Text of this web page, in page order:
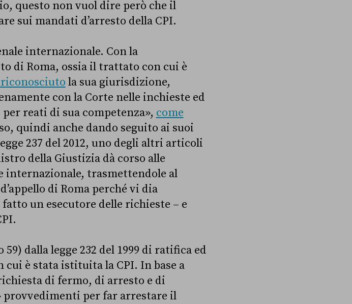
questo non vuol dire però che il
sui mandati d’arresto della CPI.
internazionale. Con la
di Roma, ossia il trattato con cui è
la sua giurisdizione,
con la Corte nelle inchieste ed
reati di sua competenza», come
quindi anche dando seguito ai suoi
237 del 2012, uno degli altri articoli
della Giustizia dà corso alle
internazionale, trasmettendole al
di Roma perché vi dia
un esecutore delle richieste – e
59) dalla legge 232 del 1999 di ratifica ed
cui è stata istituita la CPI. In base a
di fermo, di arresto e di
provvedimenti per far arrestare il